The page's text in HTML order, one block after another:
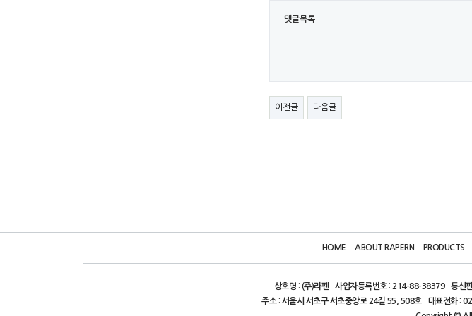
댓글목록
이전글 다음글
HOME ABOUT RAPERN PRODUCTS
상호명 : (주)라펜 사업자등록번호 : 214-88-38379 통신
주소 : 서울시 서초구 서초중앙로 24길 55, 508호
대표전화 :